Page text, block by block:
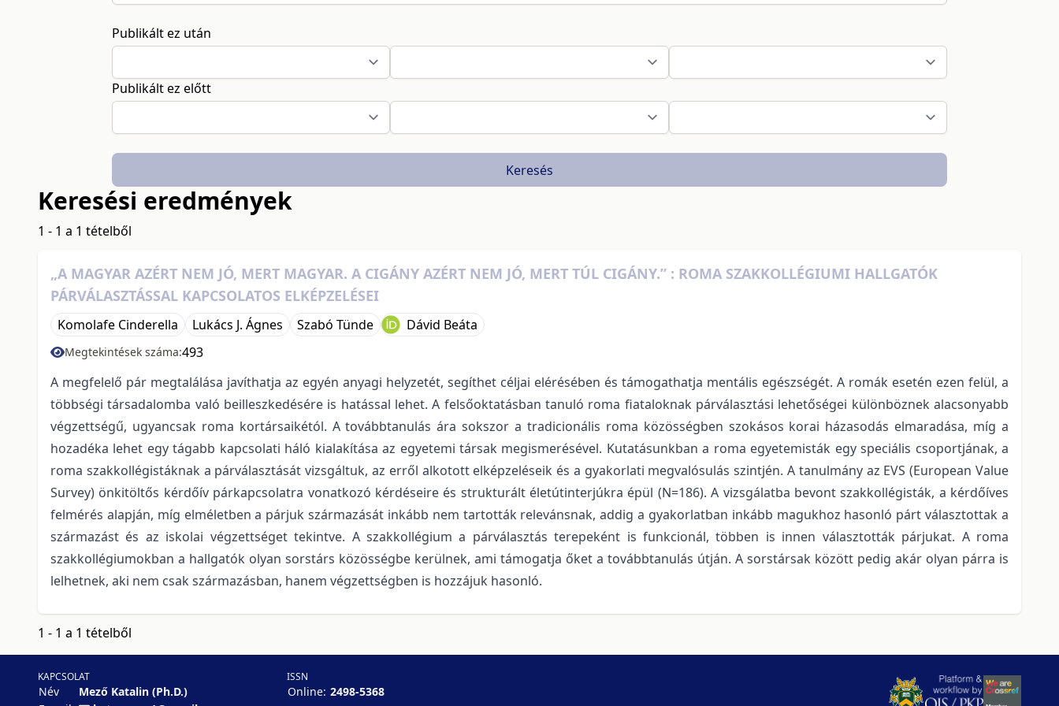
Publikált ez után
Publikált ez előtt
Keresés
Keresési eredmények
1 - 1 a 1 tételből
„A MAGYAR AZÉRT NEM JÓ, MERT MAGYAR. A CIGÁNY AZÉRT NEM JÓ, MERT TÚL CIGÁNY.” : ROMA SZAKKOLLÉGIUMI HALLGATÓK
PÁRVÁLASZTÁSSAL KAPCSOLATOS ELKÉPZELÉSEI
Komolafe Cinderella Lukács J. Ágnes Szabó Tünde Dávid Beáta
Megtekintések száma:493
A megfelelő pár megtalálása javíthatja az egyén anyagi helyzetét, segíthet céljai elérésében és támogathatja mentális egészségét. A romák esetén ezen felül, a
többségi társadalomba való beilleszkedésére is hatással lehet. A felsőoktatásban tanuló roma fiataloknak párválasztási lehetőségei különböznek alacsonyabb
végzettségű, ugyancsak roma kortársaikétól. A továbbtanulás ára sokszor a tradicionális roma közösségben szokásos korai házasodás elmaradása, míg a
hozadéka lehet egy tágabb kapcsolati háló kialakítása az egyetemi társak megismerésével. Kutatásunkban a roma egyetemisták egy speciális csoportjának, a
roma szakkollégistáknak a párválasztását vizsgáltuk, az erről alkotott elképzeléseik és a gyakorlati megvalósulás szintjén. A tanulmány az EVS (European Value
Survey) önkitöltős kérdőív párkapcsolatra vonatkozó kérdéseire és strukturált életútinterjúkra épül (N=186). A vizsgálatba bevont szakkollégisták, a kérdőíves
felmérés alapján, míg elméletben a párjuk származását inkább nem tartották relevánsnak, addig a gyakorlatban inkább magukhoz hasonló párt választottak a
származást és az iskolai végzettséget tekintve. A szakkollégium a párválasztás terepeként is funkcionál, többen is innen választották párjukat. A roma
szakkollégiumokban a hallgatók olyan sorstárs közösségbe kerülnek, ami támogatja őket a továbbtanulás útján. A sorstársak között pedig akár olyan párra is
lelhetnek, aki nem csak származásban, hanem végzettségben is hozzájuk hasonló.
1 - 1 a 1 tételből
KAPCSOLAT
Név
Mező Katalin (Ph.D.)
ISSN
Online: 2498-5368